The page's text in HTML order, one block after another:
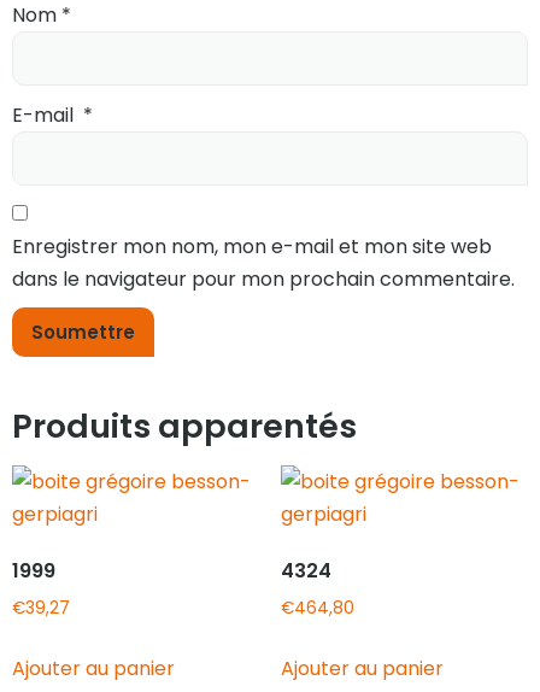
Nom *
E-mail *
Enregistrer mon nom, mon e-mail et mon site web
dans le navigateur pour mon prochain commentaire.
Produits apparentés
1999
€39,27
Ajouter au panier
4324
€464,80
Ajouter au panier